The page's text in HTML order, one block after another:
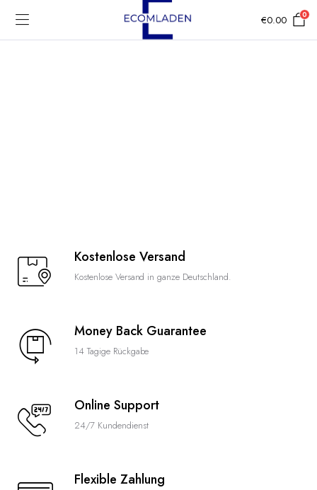
€0.00 0
Kostenlose Versand
Kostenlose Versand in ganze Deutschland.
Money Back Guarantee
14 Tagige Rückgabe
Online Support
24/7 Kundendienst
Flexible Zahlung